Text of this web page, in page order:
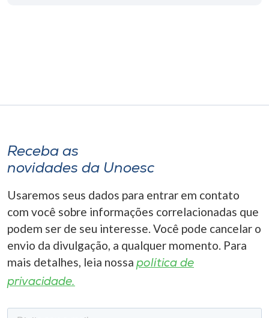
A+
Receba as
novidades da Unoesc
Usaremos seus dados para entrar em contato
com você sobre informações correlacionadas que
podem ser de seu interesse. Você pode cancelar o
envio da divulgação, a qualquer momento. Para
mais detalhes, leia nossa política de
privacidade.